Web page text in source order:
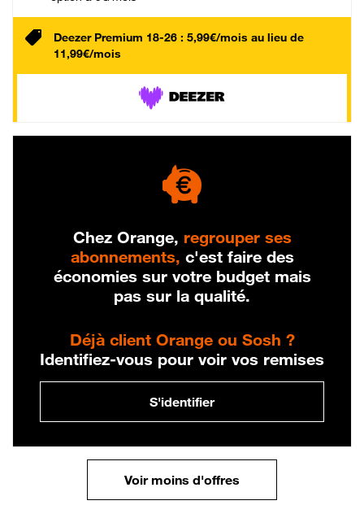
Deezer Premium 18-26 : 5,99€/mois au lieu de
11,99€/mois
Chez Orange, regrouper ses
abonnements, c'est faire des
économies sur votre budget mais
pas sur la qualité.
Déjà client Orange ou Sosh ?
Identifiez-vous pour voir vos remises
S'identifier
Voir moins d'offres